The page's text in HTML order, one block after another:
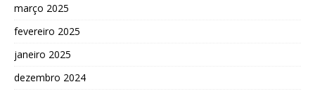
março 2025
fevereiro 2025
janeiro 2025
dezembro 2024